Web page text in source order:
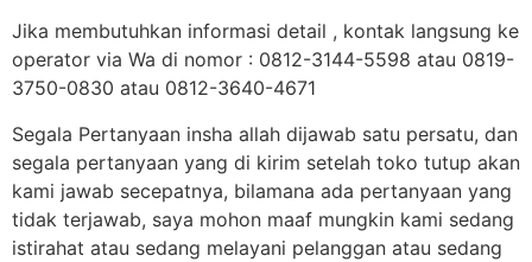
Jika membutuhkan informasi detail , kontak langsung ke
operator via Wa di nomor : 0812-3144-5598 atau 0819-
3750-0830 atau 0812-3640-4671
Segala Pertanyaan insha allah dijawab satu persatu, dan
segala pertanyaan yang di kirim setelah toko tutup akan
kami jawab secepatnya, bilamana ada pertanyaan yang
tidak terjawab, saya mohon maaf mungkin kami sedang
istirahat atau sedang melayani pelanggan atau sedang